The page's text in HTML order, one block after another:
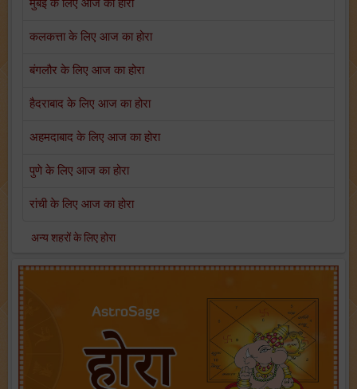
मुंबई के लिए आज का होरा
कलकत्ता के लिए आज का होरा
बंगलौर के लिए आज का होरा
हैदराबाद के लिए आज का होरा
अहमदाबाद के लिए आज का होरा
पुणे के लिए आज का होरा
रांची के लिए आज का होरा
अन्य शहरों के लिए होरा